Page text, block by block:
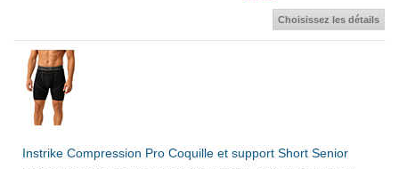
Choisissez les détails
Instrike Compression Pro Coquille et support Short Senior